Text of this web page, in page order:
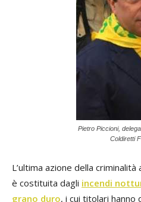
Pietro Piccioni,
Coldiretti
L’ultima azione della
è costituita dagli incendi
grano duro, i cui titolari hanno